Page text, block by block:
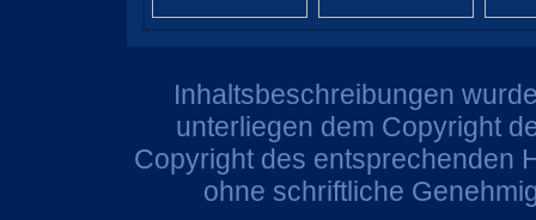
Inhaltsbeschreibungen
unterliegen dem Copyright
Copyright des entsprechenden
ohne schriftliche